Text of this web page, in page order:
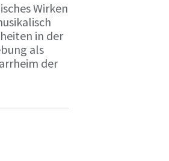
Wirken
in der
als
der